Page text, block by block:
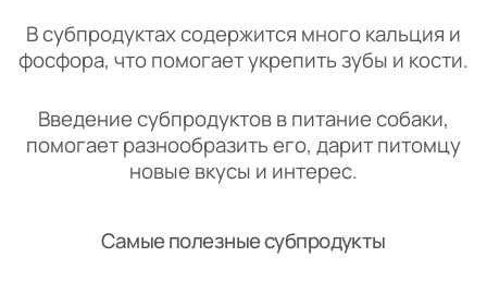
В субпродуктах содержится много кальция и
фосфора, что помогает укрепить зубы и кости.
Введение субпродуктов в питание собаки,
помогает разнообразить его, дарит питомцу
новые вкусы и интерес.
Самые полезные субпродукты